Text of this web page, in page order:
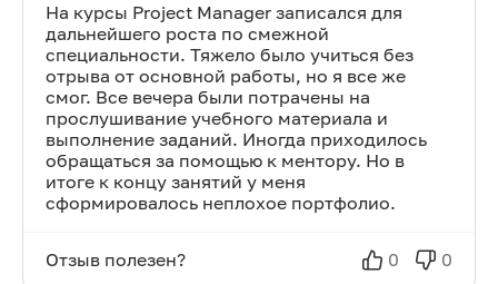
На курсы Project Manager записался для
дальнейшего роста по смежной
специальности. Тяжело было учиться без
отрыва от основной работы, но я все же
смог. Все вечера были потрачены на
прослушивание учебного материала и
выполнение заданий. Иногда приходилось
обращаться за помощью к ментору. Но в
итоге к концу занятий у меня
сформировалось неплохое портфолио.
Отзыв полезен? 0 0